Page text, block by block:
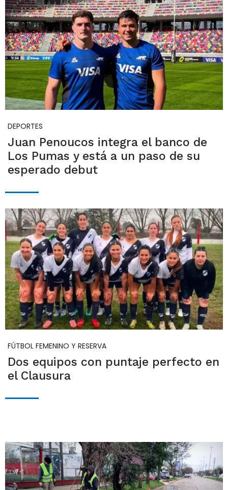
DEPORTES
Juan Penoucos integra el banco de
Los Pumas y está a un paso de su
esperado debut
FÚTBOL FEMENINO Y RESERVA
Dos equipos con puntaje perfecto en
el Clausura